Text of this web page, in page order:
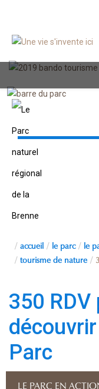
accueil le parc le
tourisme de nature
350 RDV
Parc
LE PARC EN